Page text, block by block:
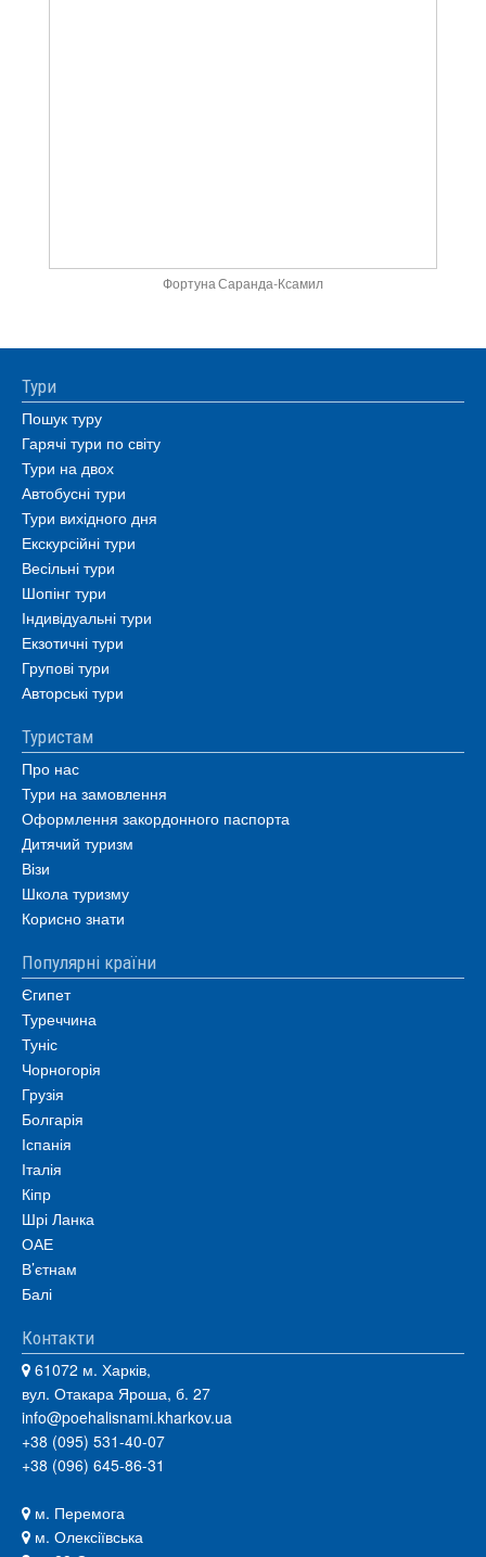
Фортуна Саранда-Ксамил
Тури
Пошук туру
Гарячі тури по світу
Тури на двох
Автобусні тури
Тури вихідного дня
Екскурсійні тури
Весільні тури
Шопінг тури
Індивідуальні тури
Екзотичні тури
Групові тури
Авторські тури
Туристам
Про нас
Тури на замовлення
Оформлення закордонного паспорта
Дитячий туризм
Візи
Школа туризму
Корисно знати
Популярні країни
Єгипет
Туреччина
Туніс
Чорногорія
Грузія
Болгарія
Іспанія
Італія
Кіпр
Шрі Ланка
ОАЕ
В’єтнам
Балі
Контакти
61072 м. Харків,
вул. Отакара Яроша, б. 27
info@poehalisnami.kharkov.ua
+38 (095) 531-40-07
+38 (096) 645-86-31
м. Перемога
м. Олексіївська